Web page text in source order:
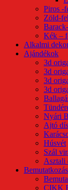
Piros -
Zöld-
Kék –
Alkalmi
Ajándékok
3d
3d
3d
3d
Nyári
Ajtó
Húsvét
Szál
Asztali
Bemutatkozás
CIKK